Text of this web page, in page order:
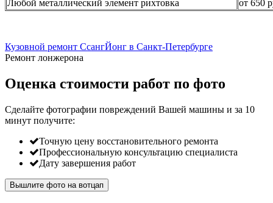
Любой металлический элемент рихтовка
от 650
Кузовной ремонт СсангЙонг в Санкт-Петербурге
Ремонт лонжерона
Оценка стоимости работ по фото
Сделайте фотографии повреждений Вашей машины и за 10
минут получите:
Точную цену восстановительного ремонта
Профессиональную консультацию специалиста
Дату завершения работ
Вышлите фото на вотцап